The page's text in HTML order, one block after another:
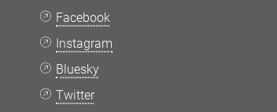
Facebook
Instagram
Bluesky
Twitter